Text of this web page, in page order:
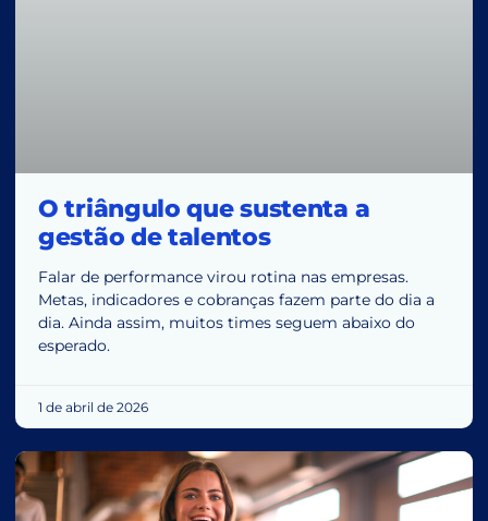
O triângulo que sustenta a
gestão de talentos
Falar de performance virou rotina nas empresas.
Metas, indicadores e cobranças fazem parte do dia a
dia. Ainda assim, muitos times seguem abaixo do
esperado.
1 de abril de 2026